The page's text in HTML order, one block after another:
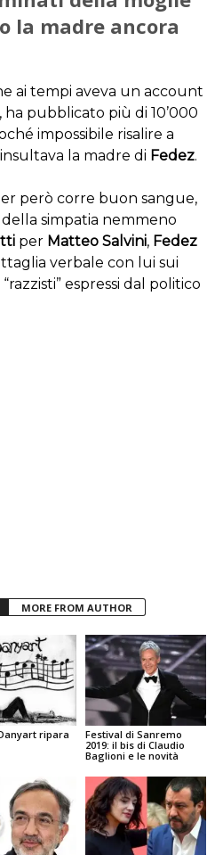
la madre ancora
ai tempi aveva un account
ha pubblicato più di 10’000
impossibile risalire a
la madre di Fedez.
però corre buon sangue,
simpatia nemmeno
per Matteo Salvini, Fedez
verbale con lui sui
espressi dal politico
MORE FROM AUTHOR
ripara
Festival di Sanremo
2019: il bis di Claudio
Baglioni e le novità